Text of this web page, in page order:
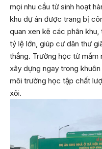
mọi nhu cầu từ sinh hoạt
khu dự án được trang bị
quan xen kẽ các phân
tỷ lệ lớn, giúp cư dân thư
thẳng. Trường học từ
xây dựng ngay trong
môi trường học tập chất
xôi.